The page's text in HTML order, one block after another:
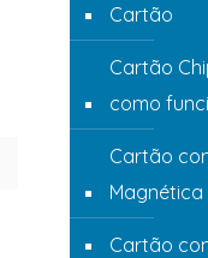
Cartão
Cartão
como
Cartão
Magnética
Cartão